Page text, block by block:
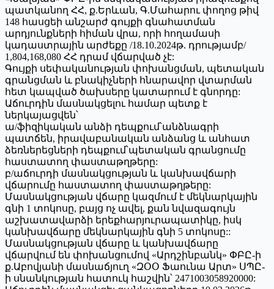
պատկանող ՀՀ, ք.Երևան, Գ.Մահարու փողոց թիվ
148 հասցեի անշարժ գույքի գնահատման
արդյունքների հիման վրա, որի հողամասի
կադաստրային արժեքը /18.10.2024թ. դրությամբ/
1,804,168,080 ՀՀ դրամ վճարված չէ:
Գույքի սեփականության փոխանցման, պետական
գրանցման և բնակիչների հնարավոր վտարման
հետ կապված ծախսերը կատարում է գնորդը:
Աճուրդին մասնակցելու համար պետք է
ներկայացվեն՝
ա/ֆիզիկական անձի դեպքում՝անձնագրի
պատճեն, իրավաբանական անձանց և անհատ
ձեռներեցների դեպքում՝պետական գրանցումը
հաստատող փաստաթղթերը:
բ/աճուրդի մասնակցության և կանխավճարի
վճարումը հաստատող փաստաթղթերը:
Մասնակցության վճարը կազմում է մեկնարկային
գնի 1 տոկոսը, բայց ոչ ավել, քան նվազագույն
աշխատավարձի երեքհարյուրապատիկը, իսկ
կանխավճարը մեկնարկային գնի 5 տոկոսը::
Մասնակցության վճարը և կանխավճարը
վճարվում են փոխանցումով «Արդշինբանկ» ՓԲԸ-ի
ք.Աբովյանի մասնաճյուղ «ԶՕՕ Ֆաունա Արտ» ՍՊԸ-
ի սնանկության հատուկ հաշվին՝ 2471003058920000: